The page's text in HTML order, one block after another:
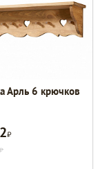
Арль 6 крючков
Р
Р